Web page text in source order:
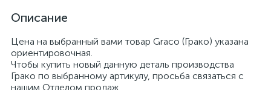
Описание
Цена на выбранный вами товар Graco (Грако) указана
ориентировочная.
Чтобы купить новый данную деталь производства
Грако по выбранному артикулу, просьба связаться с
нашим Отделом продаж.